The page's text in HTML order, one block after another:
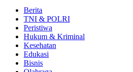
Berita
TNI & POLRI
Peristiwa
Hukum & Kriminal
Kesehatan
Edukasi
Bisnis